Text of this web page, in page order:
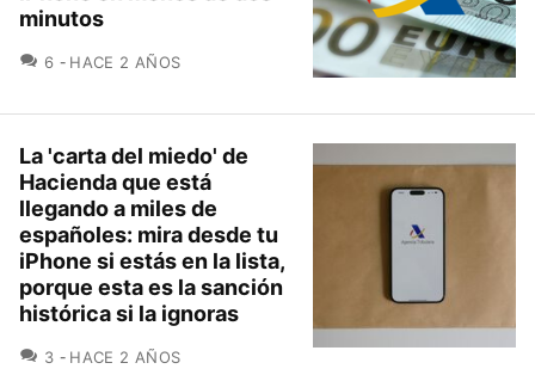
minutos
6 COMENTARIOS
HACE 2 AÑOS
La 'carta del miedo' de
Hacienda que está
llegando a miles de
españoles: mira desde tu
iPhone si estás en la lista,
porque esta es la sanción
histórica si la ignoras
3 COMENTARIOS
HACE 2 AÑOS